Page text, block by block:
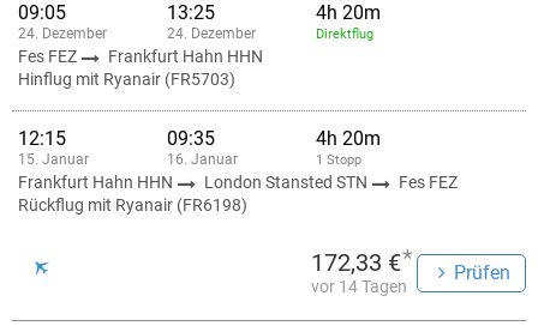
09:05
24. Dezember
13:25
24. Dezember
4h 20m
Direktflug
Fes FEZ
Frankfurt Hahn HHN
Hinflug mit Ryanair (FR5703)
12:15
15. Januar
09:35
16. Januar
4h 20m
1 Stopp
Frankfurt Hahn HHN London Stansted STN
Fes FEZ
Rückflug mit Ryanair (FR6198)
172,33 €*
vor 14 Tagen
Prüfen